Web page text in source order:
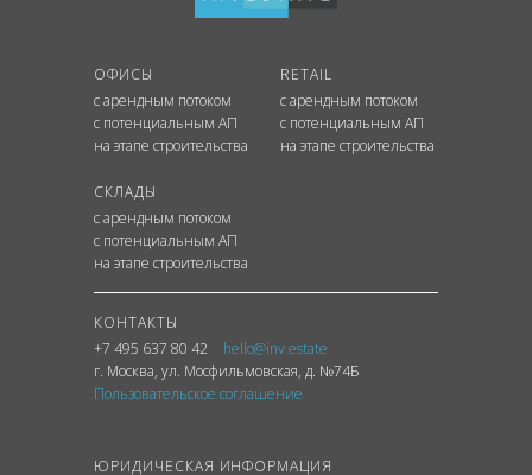
ОФИСЫ
с арендным потоком
с потенциальным АП
на этапе строительства
RETAIL
с арендным потоком
с потенциальным АП
на этапе строительства
СКЛАДЫ
с арендным потоком
с потенциальным АП
на этапе строительства
КОНТАКТЫ
+7 495 637 80 42
hello@inv.estate
г. Москва, ул. Мосфильмовская, д. №74Б
Пользовательское соглашение
ЮРИДИЧЕСКАЯ ИНФОРМАЦИЯ